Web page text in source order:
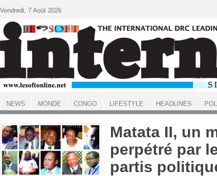
ACCUEIL
Matata II, un
perpétré par
partis
Vendredi, 7 Août 2026
NEWS MONDE CONGO LIFESTYLE HEADLINES